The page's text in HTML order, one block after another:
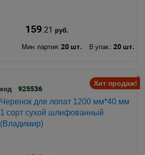
159.21 руб.
Мин. партия: 20 шт. В упак.: 20 шт.
Хит продаж!
код 925536
Черенок для лопат 1200 мм*40 мм
1 сорт сухой шлифованный
(Владимир)